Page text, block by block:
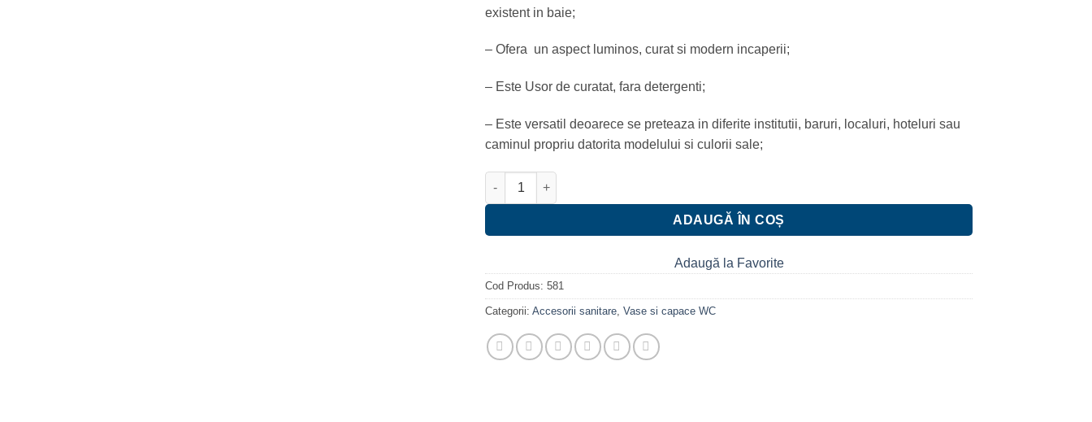
existent in baie;
– Ofera un aspect luminos, curat si modern incaperii;
– Este Usor de curatat, fara detergenti;
– Este versatil deoarece se preteaza in diferite institutii, baruri, localuri, hoteluri sau
caminul propriu datorita modelului si culorii sale;
Cantitate Capac vas wc Heko universal, duroplast, inchidere soft-close
ADAUGĂ ÎN COȘ
Adaugă la Favorite
Cod Produs: 581
Categorii: Accesorii sanitare Vase si capace WC